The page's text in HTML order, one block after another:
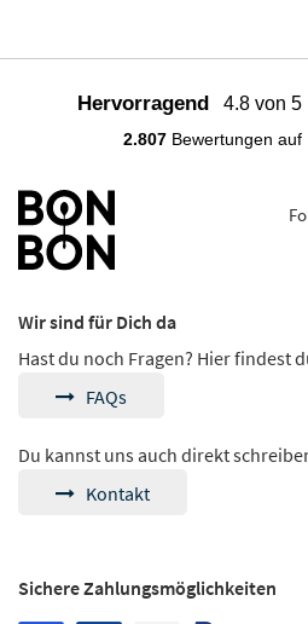
Hervorragend 4.8 von 5
2.807 Bewertungen auf
Wir sind für Dich da
Hast du noch Fragen? Hier findest
FAQs
Du kannst uns auch direkt
Kontakt
Sichere Zahlungsmöglichkeiten